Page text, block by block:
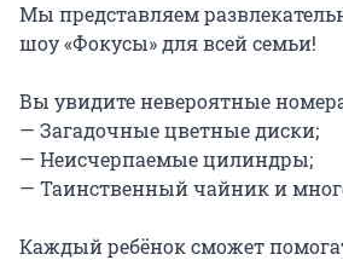
Мы представляем
шоу «Фокусы» для всей семьи!
Вы увидите невероятные
— Загадочные цветные диски;
— Неисчерпаемые цилиндры;
— Таинственный чайник и
Каждый ребёнок сможет